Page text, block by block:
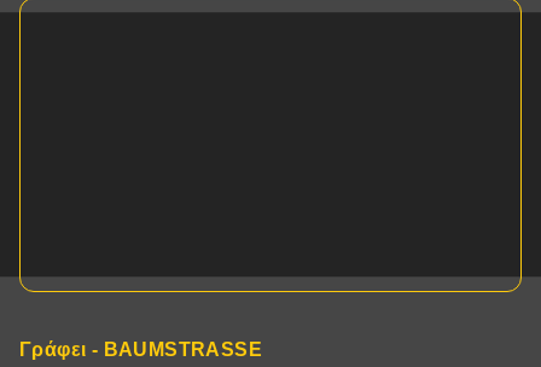
Γράφει - BAUMSTRASSE